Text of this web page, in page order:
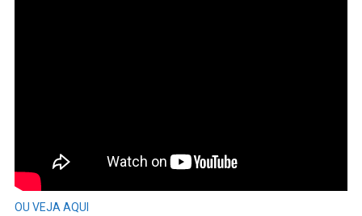
OU VEJA AQUI